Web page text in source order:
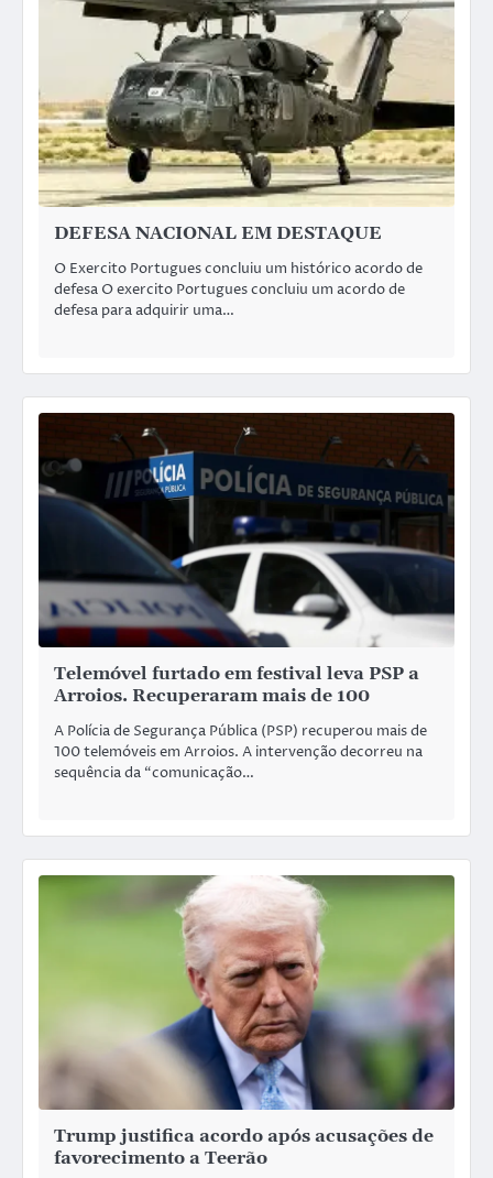
DEFESA NACIONAL EM DESTAQUE
O Exercito Portugues concluiu um histórico acordo de
defesa O exercito Portugues concluiu um acordo de
defesa para adquirir uma…
Telemóvel furtado em festival leva PSP a
Arroios. Recuperaram mais de 100
A Polícia de Segurança Pública (PSP) recuperou mais de
100 telemóveis em Arroios. A intervenção decorreu na
sequência da “comunicação…
Trump justifica acordo após acusações de
favorecimento a Teerão